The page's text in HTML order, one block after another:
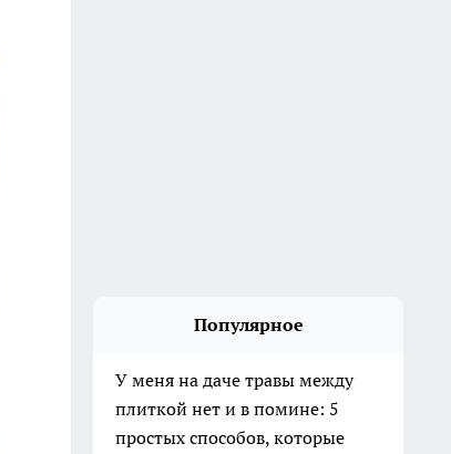
Популярное
У меня на даче травы между
плиткой нет и в помине: 5
простых способов, которые